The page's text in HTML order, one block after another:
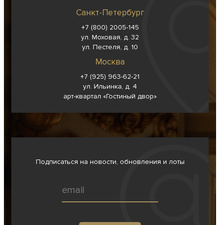
Санкт-Петербург
+7 (800) 2005-145
ул. Моховая, д. 32
ул. Пестеля, д. 10
Москва
+7 (925) 963-62-21
ул. Ильинка, д. 4
арт-квартал «Гостиный двор»
Подписаться на новости, обновления и лоты